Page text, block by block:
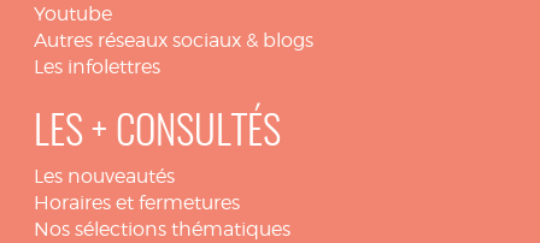
Youtube
Autres réseaux sociaux & blogs
Les infolettres
LES + CONSULTÉS
Les nouveautés
Horaires et fermetures
Nos sélections thématiques